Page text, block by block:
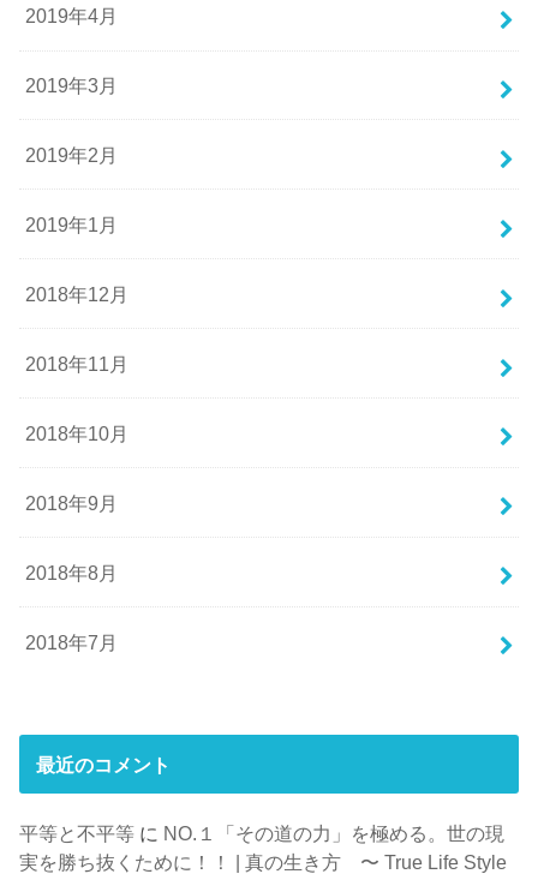
2019年4月
2019年3月
2019年2月
2019年1月
2018年12月
2018年11月
2018年10月
2018年9月
2018年8月
2018年7月
最近のコメント
平等と不平等 に NO.１「その道の力」を極める。世の現
実を勝ち抜くために！！ | 真の生き方 〜 True Life Style